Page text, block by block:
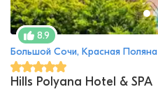
8.9
Большой Сочи, Красная Поляна
Hills Polyana Hotel & SPA